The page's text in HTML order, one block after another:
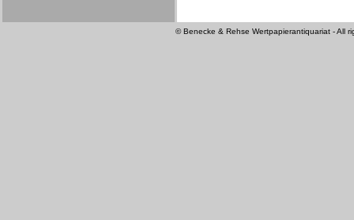
© Benecke & Rehse Wertpapierantiquariat - All